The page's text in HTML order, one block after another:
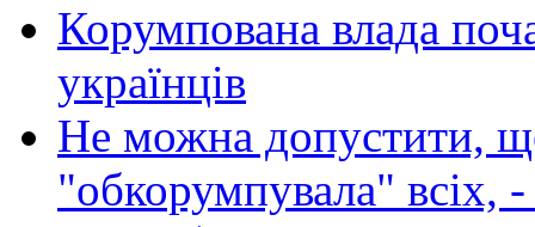
Корумпована влада
українців
Не можна допустити,
"обкорумпувала" всіх,